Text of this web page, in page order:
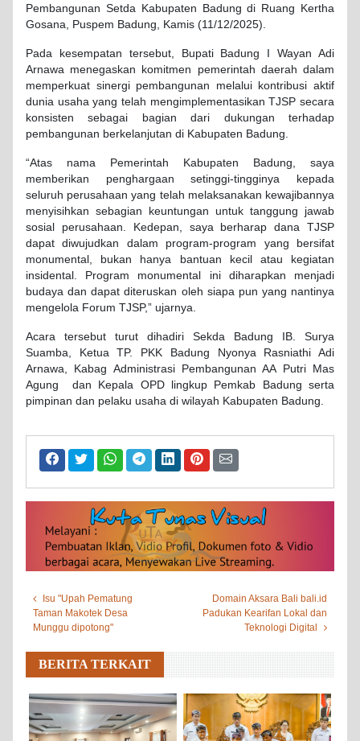
Pembangunan Setda Kabupaten Badung di Ruang Kertha
Gosana, Puspem Badung, Kamis (11/12/2025).
Pada kesempatan tersebut, Bupati Badung I Wayan Adi
Arnawa menegaskan komitmen pemerintah daerah dalam
memperkuat sinergi pembangunan melalui kontribusi aktif
dunia usaha yang telah mengimplementasikan TJSP secara
konsisten sebagai bagian dari dukungan terhadap
pembangunan berkelanjutan di Kabupaten Badung.
“Atas nama Pemerintah Kabupaten Badung, saya
memberikan penghargaan setinggi-tingginya kepada
seluruh perusahaan yang telah melaksanakan kewajibannya
menyisihkan sebagian keuntungan untuk tanggung jawab
sosial perusahaan. Kedepan, saya berharap dana TJSP
dapat diwujudkan dalam program-program yang bersifat
monumental, bukan hanya bantuan kecil atau kegiatan
insidental. Program monumental ini diharapkan menjadi
budaya dan dapat diteruskan oleh siapa pun yang nantinya
mengelola Forum TJSP,” ujarnya.
Acara tersebut turut dihadiri Sekda Badung IB. Surya
Suamba, Ketua TP. PKK Badung Nyonya Rasniathi Adi
Arnawa, Kabag Administrasi Pembangunan AA Putri Mas
Agung dan Kepala OPD lingkup Pemkab Badung serta
pimpinan dan pelaku usaha di wilayah Kabupaten Badung.
Isu "Upah Pematung
Taman Makotek Desa
Munggu dipotong"
Domain Aksara Bali bali.id
Padukan Kearifan Lokal dan
Teknologi Digital
BERITA TERKAIT